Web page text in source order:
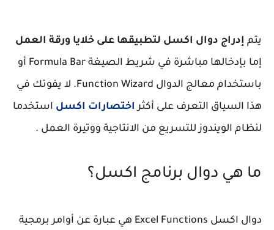
يتم إدراج دوال اكسل لتطبيقها على خلايا ورقة العمل
إما بإدخالها مباشرة في شريط الصيغة Formula Bar أو
باستخدام معالج الدوال Function Wizard. لا يفوتك في
هذا السياق التعرف على أكثر اختصارات اكسل استخدما
لنظام الويندوز للتسريع من الانتاجية ووتيرة العمل .
ما هي دوال برنامج اكسل؟
دوال اكسل Excel Functions هي عبارة عن أوامر برمجية